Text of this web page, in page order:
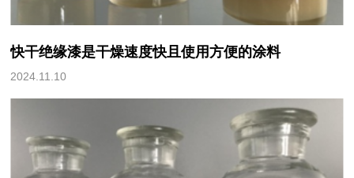
快干绝缘漆是干燥速度快且使用方便的涂料
2024.11.10